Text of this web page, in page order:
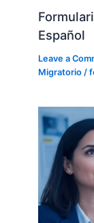
Español
Leave a
Migratorio /